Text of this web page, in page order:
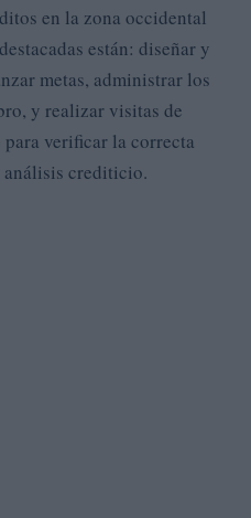
en la zona occidental
están: diseñar y
metas, administrar los
y realizar visitas de
para verificar la correcta
crediticio.